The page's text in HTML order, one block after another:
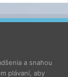
a snahou
plávaní, aby